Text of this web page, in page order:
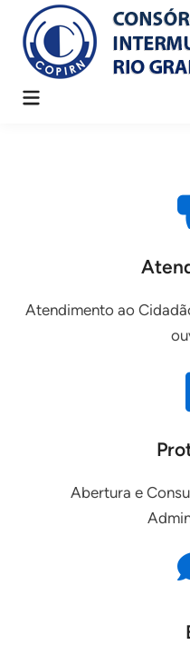
Atendimento ao
Abertura e